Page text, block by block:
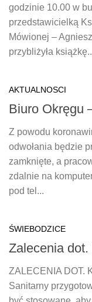
godzinie 10.00 w
przedstawicielką
Mówionej –
przybliżyła
AKTUALNOSCI
Biuro Okręgu
Z powodu
odwołania będzie
zamknięte, a
zdalnie na
pod tel...
ŚWIEBODZICE
Zalecenia
ZALECENIA DOT.
Sanitarny